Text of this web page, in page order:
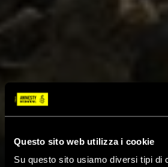
Questo sito web utilizza i cookie
Su questo sito usiamo diversi tipi di